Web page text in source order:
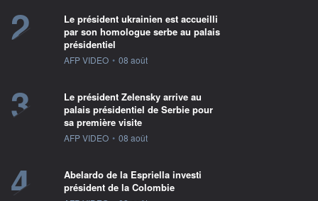
2
Le président ukrainien est accueilli
par son homologue serbe au palais
présidentiel
information fournie par
AFP VIDEO • 08 août
3
Le président Zelensky arrive au
palais présidentiel de Serbie pour
sa première visite
information fournie par
AFP VIDEO • 08 août
4
Abelardo de la Espriella investi
président de la Colombie